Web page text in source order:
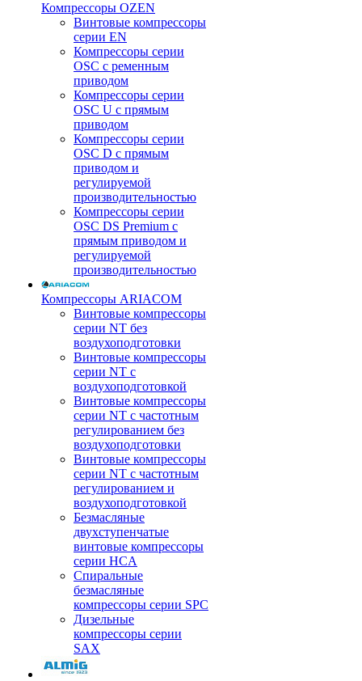
Компрессоры OZEN
Винтовые компрессоры
серии EN
Компрессоры серии
OSC с ременным
приводом
Компрессоры серии
OSC U с прямым
приводом
Компрессоры серии
OSC D с прямым
приводом и
регулируемой
производительностью
Компрессоры серии
OSC DS Premium с
прямым приводом и
регулируемой
производительностью
Компрессоры ARIACOM
Винтовые компрессоры
серии NT без
воздухоподготовки
Винтовые компрессоры
серии NT c
воздухоподготовкой
Винтовые компрессоры
серии NT с частотным
регулированием без
воздухоподготовки
Винтовые компрессоры
серии NT с частотным
регулированием и
воздухоподготовкой
Безмасляные
двухступенчатые
винтовые компрессоры
серии HCA
Спиральные
безмасляные
компрессоры серии SPC
Дизельные
компрессоры серии
SAX